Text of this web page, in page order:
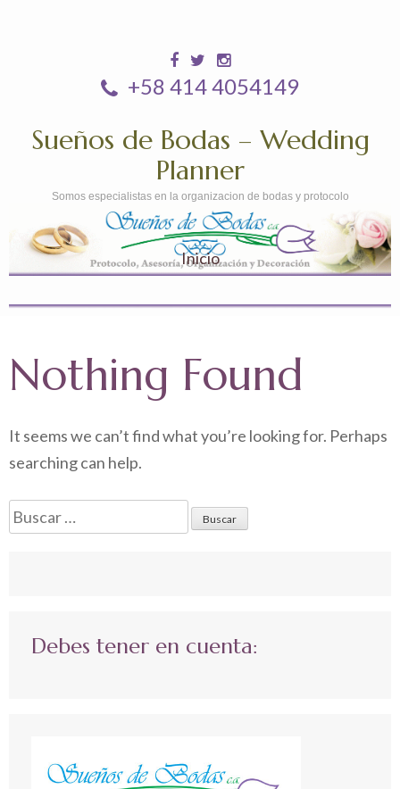
+58 414 4054149
Sueños de Bodas – Wedding
Planner
Somos especialistas en la organizacion de bodas y protocolo
Inicio
Nothing Found
It seems we can’t find what you’re looking for. Perhaps
searching can help.
Buscar:
Debes tener en cuenta: